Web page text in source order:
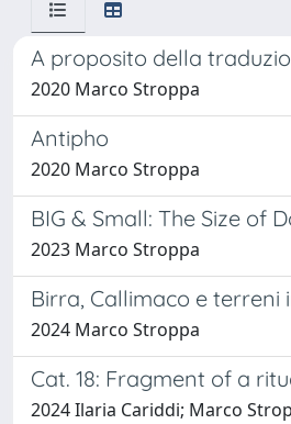
A proposito della
2020 Marco Stroppa
Antipho
2020 Marco Stroppa
BIG & Small: The Size of
2023 Marco Stroppa
Birra, Callimaco e terreni
2024 Marco Stroppa
Cat. 18: Fragment of a
2024 Ilaria Cariddi; Marco